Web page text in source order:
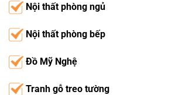
Nội thất phòng ngủ
Nội thất phòng bếp
Đồ Mỹ Nghệ
Tranh gỗ treo tường